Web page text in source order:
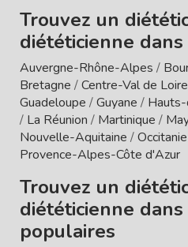
Trouvez un
diététicienne
Auvergne-Rhône-Alpes /
Bretagne /Centre-Val de Loire
Guadeloupe /Guyane /
/ La Réunion / Martinique /
Nouvelle-Aquitaine /Occitanie
Provence-Alpes-Côte d'Azur
Trouvez un
diététicienne
populaires